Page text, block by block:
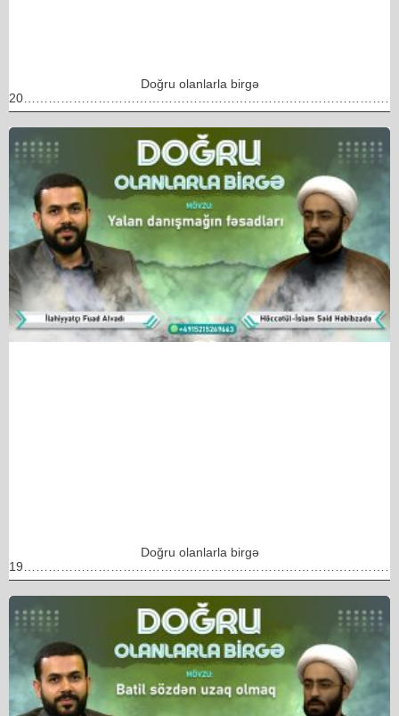
Doğru olanlarla birgə
Doğru olanlarla birgə